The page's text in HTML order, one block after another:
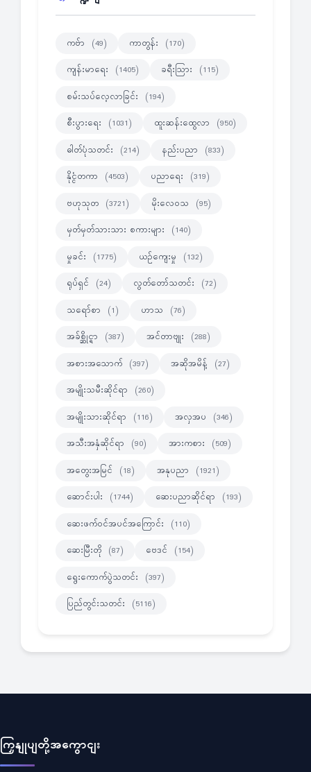
ကဗ်ာ (49) ကာတွန်း (170)
ကျန်းမာရေး (1405) ခရီးသြား (115)
စမ်းသပ်လေ့လာခြင်း (194)
စီးပွားရေး (1031) ထူးဆန်းထွေလာ (950)
ဓါတ်ပုံသတင်း (214) နည်းပညာ (833)
နိုင္ငံတကာ (4503) ပညာရေး (319)
ဗဟုသုတ (3721) မိုးလေဝသ (95)
မှတ်မှတ်သားသား စကားများ (140)
မှုခင်း (1775) ယဉ်ကျေးမှု (132)
ရုပ်ရှင် (24) လွတ်တော်သတင်း (72)
သရော်စာ (1) ဟာသ (76)
အခ်စ္ဆိုင္ရာ (387) အင်တာဗျုး (288)
အစားအသောက် (397) အဆိုအမိန့် (27)
အမျိုးသမီးဆိုင်ရာ (260)
အမျိုးသားဆိုင်ရာ (116) အလှအပ (346)
အသီးအနှံဆိုင်ရာ (90) အားကစား (509)
အတွေးအမြင် (18) အနုပညာ (1921)
ဆောင်းပါး (1744) ဆေးပညာဆိုင်ရာ (193)
ဆေးဖက်ဝင်အပင်အကြောင်း (110)
ဆေးမြီးတို (87) ဗေဒင် (154)
ရွေးကောက်ပွဲသတင်း (397)
ပြည်တွင်းသတင်း (5116)
ကြှနျုပျတို့အကွောငျး